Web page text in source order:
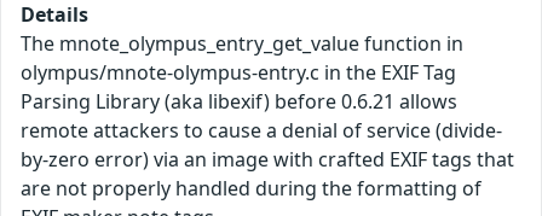
Details
The mnote_olympus_entry_get_value function in
olympus/mnote-olympus-entry.c in the EXIF Tag
Parsing Library (aka libexif) before 0.6.21 allows
remote attackers to cause a denial of service (divide-
by-zero error) via an image with crafted EXIF tags that
are not properly handled during the formatting of